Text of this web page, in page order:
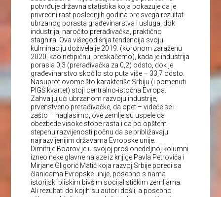
potvrđuje državna statistika koja pokazuje da je
privredni rast poslednjih godina pre svega rezultat
ubrzanog porasta građevinarstva i usluga, dok
industrija, naročito prerađivačka, praktično
stagnira. Ova višegodišnja tendencija svoju
kulminaciju doživela je 2019. (koronom zaraženu
2020, kao netipičnu, preskačemo), kada je industrija
porasla 0,3 (prerađivačka za 0,2) odsto, dok je
građevinarstvo skočilo sto puta više – 33,7 odsto.
Nasuprot ovome što karakteriše Srbiju (i pomenuti
PIGŠ kvartet) stoji centralno-istočna Evropa.
Zahvaljujući ubrzanom razvoju industrije,
prvenstveno prerađivačke, da opet – videće se i
zašto – naglasimo, ove zemlje su uspele da
obezbede visoke stope rasta i da po opštem
stepenu razvijenosti počnu da se približavaju
najrazvijenijim državama Evropske unije.
Dimitrije Boarov je u svojoj prošlonedeljnoj kolumni
izneo neke glavne nalaze iz knjige Pavla Petrovića i
Mirjane Gligorić Matić koja razvoj Srbije poredi sa
članicama Evropske unije, posebno s nama
istorijski bliskim bivšim socijalističkim zemljama.
Ali rezultati do kojih su autori došli, a posebno